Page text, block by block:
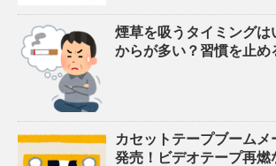
煙草を吸うタイミングは
からが多い？習慣を止め
カセットテープブームメ
発売！ビデオテープ再燃